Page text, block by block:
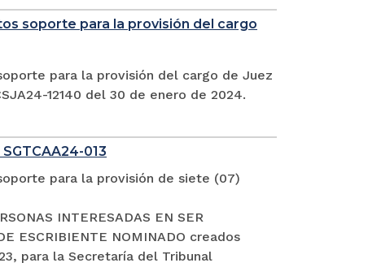
soporte para la provisión del cargo
para la provisión del cargo de Juez
12140 del 30 de enero de 2024.
013
para la provisión de siete (07)
INTERESADAS EN SER
ESCRIBIENTE NOMINADO creados
para la Secretaría del Tribunal